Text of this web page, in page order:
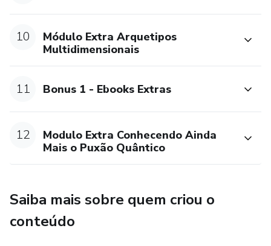
10
Módulo Extra Arquetipos
Multidimensionais
11 Bonus 1 - Ebooks Extras
12
Modulo Extra Conhecendo Ainda
Mais o Puxão Quântico
Saiba mais sobre quem criou o
conteúdo